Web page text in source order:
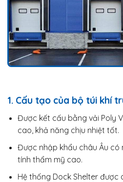
1. Cấu tạo của bộ túi khí
Được kết cấu bằng vải Poly
cao, khả năng chịu nhiệt tốt.
Được nhập khẩu châu Âu có
tính thẩm mỹ cao.
Hệ thống Dock Shelter được